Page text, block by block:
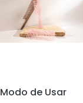
Modo de Usar